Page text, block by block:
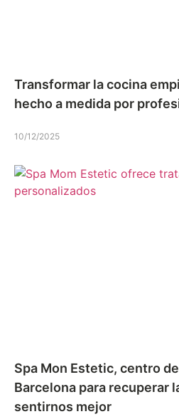
Transformar la cocina
hecho a medida por
10/12/2025
Spa Mon Estetic, centro
Barcelona para recuperar
sentirnos mejor